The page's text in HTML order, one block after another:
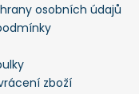
osobních údajů
zboží